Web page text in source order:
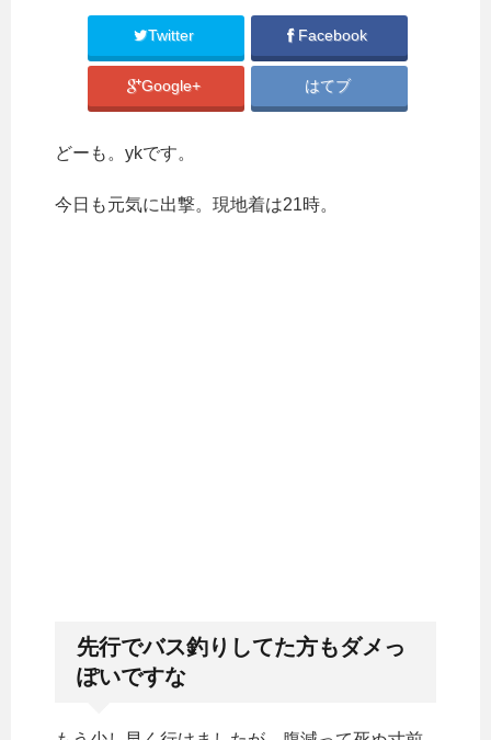
Twitter Facebook
Google+ はてブ
どーも。ykです。
今日も元気に出撃。現地着は21時。
先行でバス釣りしてた方もダメっ
ぽいですな